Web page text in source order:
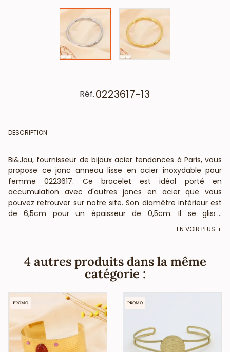
Réf.0223617-13
DESCRIPTION
Bi&Jou, fournisseur de bijoux acier tendances à Paris, vous
propose ce jonc anneau lisse en acier inoxydable pour
femme 0223617. Ce bracelet est idéal porté en
accumulation avec d'autres joncs en acier que vous
pouvez retrouver sur notre site. Son diamètre intérieur est
de 6,5cm pour un épaisseur de 0,5cm. Il se glisse
Votre grossiste-créateur français de bijoux en acier
professionnels de la mode et de la beauté, vous informe
que ce bijou rétro ne contient pas de nickel, plomb ni
cadmium et est anti-allergique (conformément aux lois
...
EN VOIR PLUS
4 autres produits dans la même
catégorie :
PROMO PROMO